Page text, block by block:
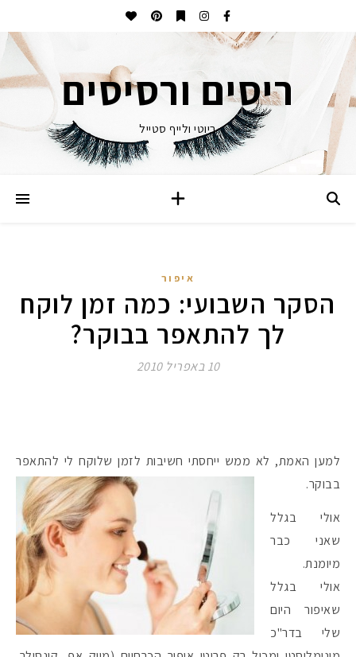
ריסים ורסיסים
ביוטי ולייף סטייל
איפור
הסקר השבועי: כמה זמן לוקח
לך להתאפר בבוקר?
10 באפריל 2010
למען האמת, לא ממש ייחסתי חשיבות לזמן שלוקח לי להתאפר
בבוקר.
אולי בגלל
שאני כבר
מיומנת.
אולי בגלל
שאיפור היום
שלי בדר"כ